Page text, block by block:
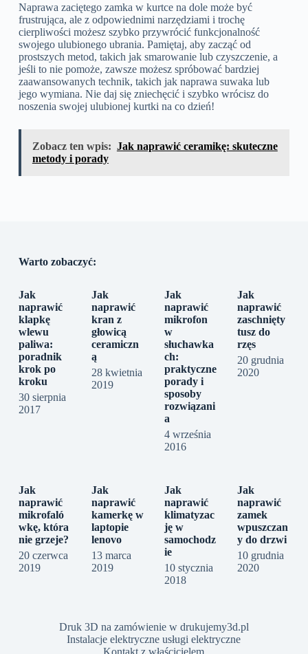
Naprawa zaciętego zamka w kurtce na dole może być
frustrująca, ale z odpowiednimi narzędziami i trochę
cierpliwości możesz szybko przywrócić funkcjonalność
swojego ulubionego ubrania. Pamiętaj, aby zacząć od
prostszych metod, takich jak smarowanie lub czyszczenie, a
jeśli to nie pomoże, zawsze możesz spróbować bardziej
zaawansowanych technik, takich jak naprawa suwaka lub
jego wymiana. Nie daj się zniechęcić i szybko wrócisz do
noszenia swojej ulubionej kurtki na co dzień!
Zobacz ten wpis: Jak naprawić ceramikę: skuteczne
metody i porady
Warto zobaczyć:
Jak
naprawić
klapkę
wlewu
paliwa:
poradnik
krok po
kroku
30 sierpnia
2017
Jak
naprawić
kran z
głowicą
ceramiczn
ą
28 kwietnia
2019
Jak
naprawić
mikrofon
w
słuchawka
ch:
praktyczne
porady i
sposoby
rozwiązani
a
4 września
2016
Jak
naprawić
zaschnięty
tusz do
rzęs
20 grudnia
2020
Jak
naprawić
mikrofaló
wkę, która
nie grzeje?
20 czerwca
2019
Jak
naprawić
kamerkę w
laptopie
lenovo
13 marca
2019
Jak
naprawić
klimatyzac
ję w
samochodz
ie
10 stycznia
2018
Jak
naprawić
zamek
wpuszczan
y do drzwi
10 grudnia
2020
Druk 3D na zamówienie w drukujemy3d.pl
Instalacje elektryczne usługi elektryczne
Kontakt z właścicielem